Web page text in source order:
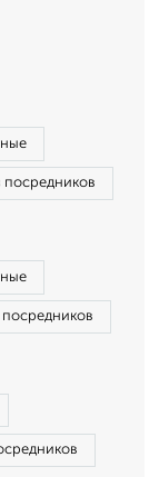
посредников
посредников